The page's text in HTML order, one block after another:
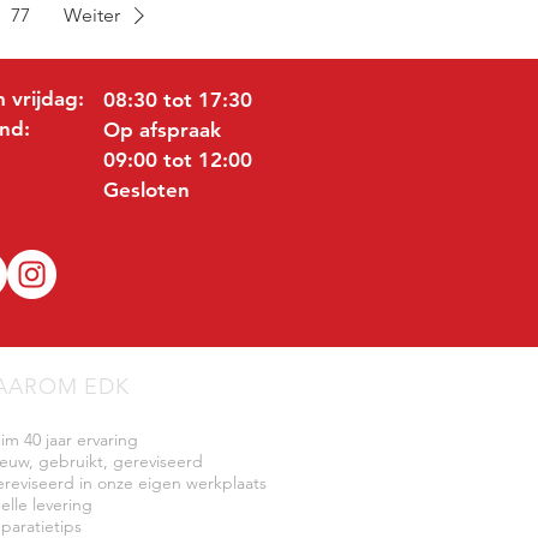
77 Weiter
vrijdag:
08:30 tot 17:30
Op afspraak
09:00 tot 12:00
Gesloten
EDK
40 jaar ervaring
gebruikt, gereviseerd
in onze eigen werkplaats
levering